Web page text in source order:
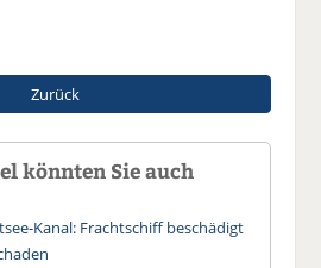
Zurück
könnten Sie auch
Kanal: Frachtschiff beschädigt